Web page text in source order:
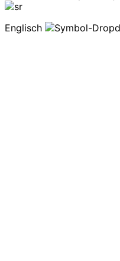
Englisch